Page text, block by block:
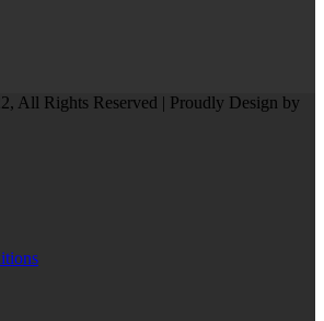
All Rights Reserved | Proudly Design by